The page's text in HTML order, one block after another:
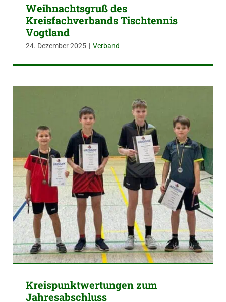
Weihnachtsgruß des
Kreisfachverbands Tischtennis
Vogtland
24. Dezember 2025 | Verband
Kreispunktwertungen zum
Jahresabschluss